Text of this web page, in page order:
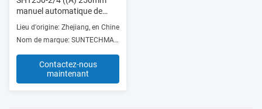
manuel automatique de
fusion de poly but
hydraulique en plastique PE
tuyau à chaud
Lieu d'origine: Zhejiang, en Chine
Nom de marque: SUNTECHMACH
Contactez-nous
maintenant